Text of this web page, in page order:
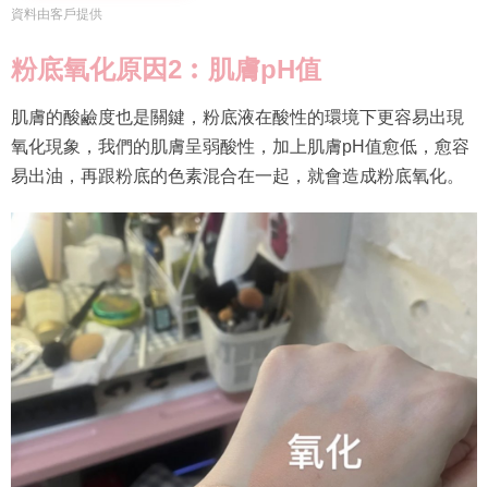
資料由客戶提供
粉底氧化原因2︰肌膚pH值
肌膚的酸鹼度也是關鍵，粉底液在酸性的環境下更容易出現
氧化現象，我們的肌膚呈弱酸性，加上肌膚pH值愈低，愈容
易出油，再跟粉底的色素混合在一起，就會造成粉底氧化。